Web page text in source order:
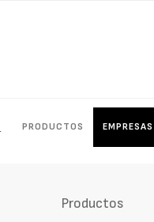
PRODUCTOS EMPRESAS
Productos